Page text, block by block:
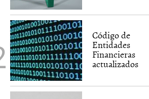
Código de
Entidades
Financieras
actualizados